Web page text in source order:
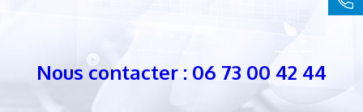
Nous contacter : 06 73 00 42 44